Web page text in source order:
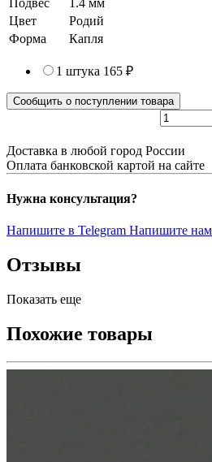
Цвет
Родий
Форма
Капля
1 штука 165 ₽
Сообщить о поступлении товара
Доставка в любой город России
Оплата банковской картой на сайте
Нужна консультация?
Напишите в Telegram Напишите
Отзывы
Показать еще
Похожие товары